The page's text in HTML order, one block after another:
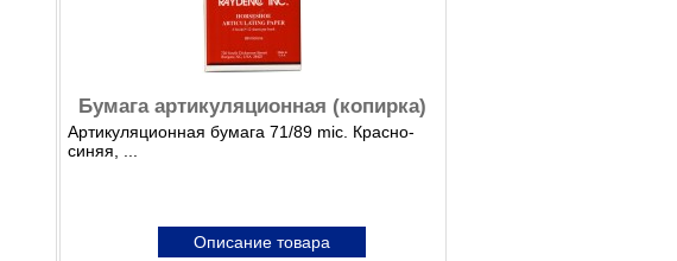
Бумага артикуляционная (копирка)
Артикуляционная бумага 71/89 mic. Красно-
синяя, ...
Описание товара